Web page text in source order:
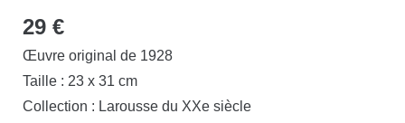
29 €
Œuvre original de 1928
Taille : 23 x 31 cm
Collection : Larousse du XXe siècle
Essence
de
marbre